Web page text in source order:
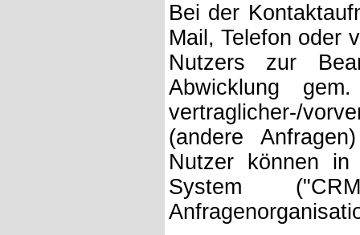
Bei der
Mail, Telefon oder
Nutzers zur
Abwicklung
vertraglicher-/
(andere
Nutzer können in
System